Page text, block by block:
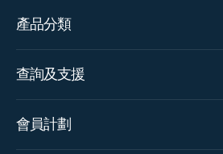
產品分類
查詢及支援
會員計劃